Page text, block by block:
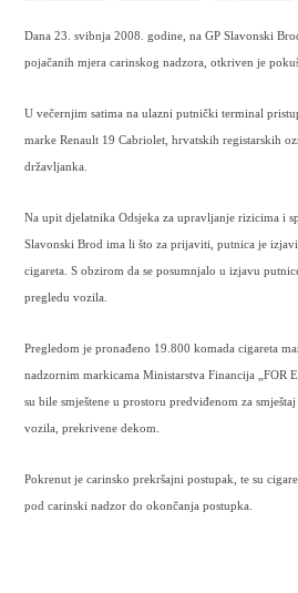
Dana 23. svibnja 2008. godine, na GP Slavonski
pojačanih mjera carinskog nadzora, otkriven je
U večernjim satima na ulazni putnički terminal
marke Renault 19 Cabriolet, hrvatskih registarskih
državljanka.
Na upit djelatnika Odsjeka za upravljanje rizicima i
Slavonski Brod ima li što za prijaviti, putnica je
cigareta. S obzirom da se posumnjalo u izjavu
pregledu vozila.
Pregledom je pronađeno 19.800 komada cigareta
nadzornim markicama Ministarstva Financija „FOR
su bile smještene u prostoru predviđenom za
vozila, prekrivene dekom.
Pokrenut je carinsko prekršajni postupak, te su
pod carinski nadzor do okončanja postupka.